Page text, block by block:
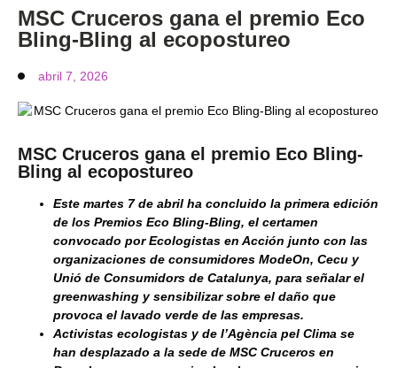
MSC Cruceros gana el premio Eco
Bling-Bling al ecopostureo
abril 7, 2026
MSC Cruceros gana el premio Eco Bling-
Bling al ecopostureo
Este martes 7 de abril ha concluido la primera edición
de los Premios Eco Bling-Bling, el certamen
convocado por Ecologistas en Acción junto con las
organizaciones de consumidores ModeOn, Cecu y
Unió de Consumidors de Catalunya, para señalar el
greenwashing y sensibilizar sobre el daño que
provoca el lavado verde de las empresas.
Activistas ecologistas y de l’Agència pel Clima se
han desplazado a la sede de MSC Cruceros en